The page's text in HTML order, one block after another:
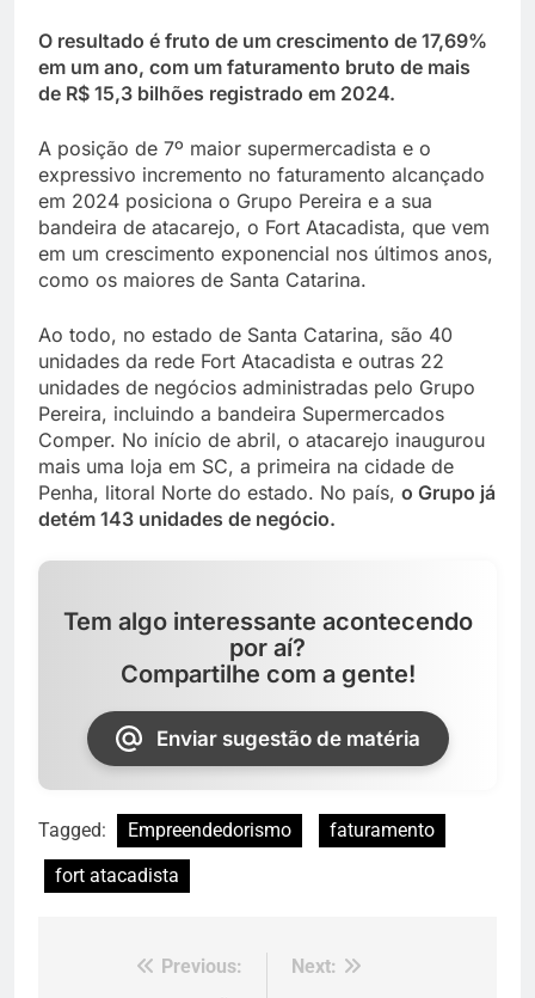
O resultado é fruto de um crescimento de 17,69%
em um ano, com um faturamento bruto de mais
de R$ 15,3 bilhões registrado em 2024.
A posição de 7º maior supermercadista e o
expressivo incremento no faturamento alcançado
em 2024 posiciona o Grupo Pereira e a sua
bandeira de atacarejo, o Fort Atacadista, que vem
em um crescimento exponencial nos últimos anos,
como os maiores de Santa Catarina.
Ao todo, no estado de Santa Catarina, são 40
unidades da rede Fort Atacadista e outras 22
unidades de negócios administradas pelo Grupo
Pereira, incluindo a bandeira Supermercados
Comper. No início de abril, o atacarejo inaugurou
mais uma loja em SC, a primeira na cidade de
Penha, litoral Norte do estado. No país, o Grupo já
detém 143 unidades de negócio.
Tem algo interessante acontecendo
por aí?
Compartilhe com a gente!
Enviar sugestão de matéria
Tagged: Empreendedorismo
faturamento
fort atacadista
Navegação
Previous:
Next: